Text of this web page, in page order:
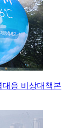
응 비상대책본